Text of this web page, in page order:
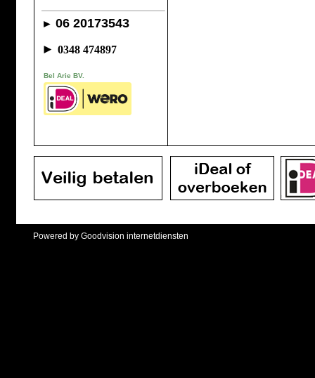
► 06 20173543
► 0348 474897
Bel Arie BV.
Powered by Goodvision internetdiensten